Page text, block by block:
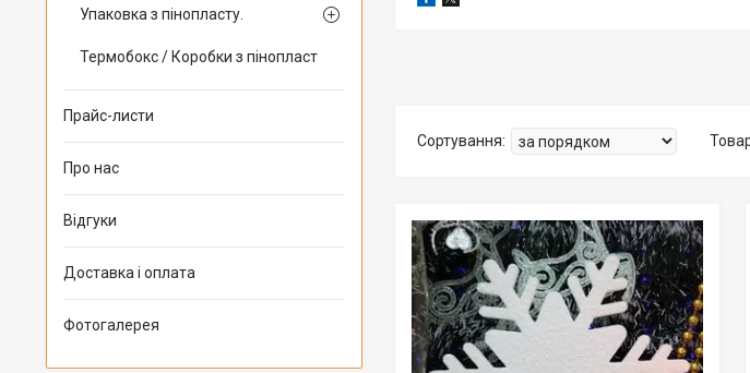
Упаковка з пінопласту.
Термобокс / Коробки з пінопласт
Прайс-листи
Про нас
Відгуки
Доставка і оплата
Фотогалерея